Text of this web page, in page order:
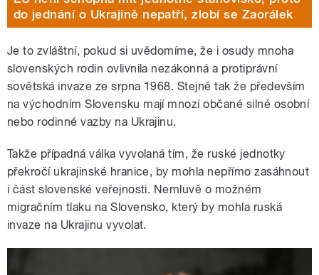
do jednání o Ukrajině nepatří, zlobí se Zaorálek
Je to zvláštní, pokud si uvědomíme, že i osudy mnoha
slovenských rodin ovlivnila nezákonná a protiprávní
sovětská invaze ze srpna 1968. Stejně tak že především
na východním Slovensku mají mnozí občané silné osobní
nebo rodinné vazby na Ukrajinu.
Takže případná válka vyvolaná tím, že ruské jednotky
překročí ukrajinské hranice, by mohla nepřímo zasáhnout
i část slovenské veřejnosti. Nemluvě o možném
migračním tlaku na Slovensko, který by mohla ruská
invaze na Ukrajinu vyvolat.